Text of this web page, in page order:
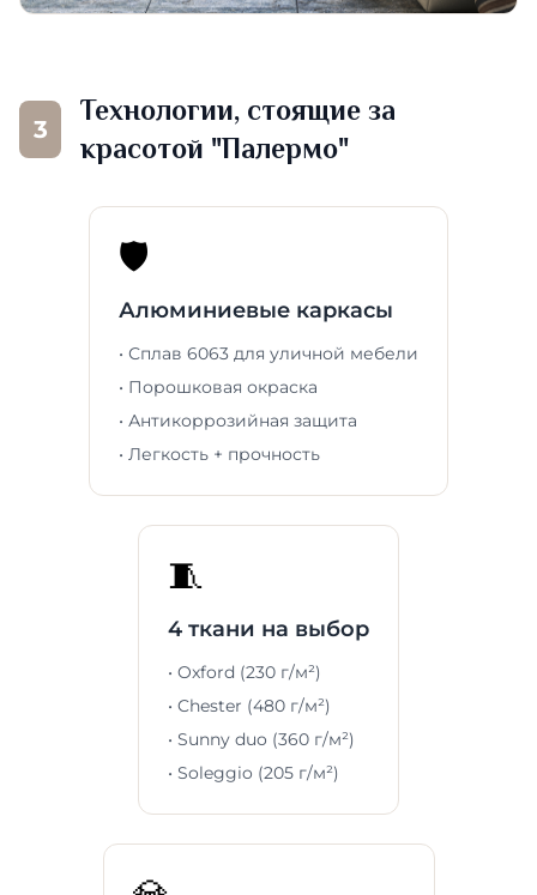
3
Технологии, стоящие за
красотой "Палермо"
🛡️
Алюминиевые каркасы
• Сплав 6063 для уличной мебели
• Порошковая окраска
• Антикоррозийная защита
• Легкость + прочность
🧵
4 ткани на выбор
• Oxford (230 г/м²)
• Chester (480 г/м²)
• Sunny duo (360 г/м²)
• Soleggio (205 г/м²)